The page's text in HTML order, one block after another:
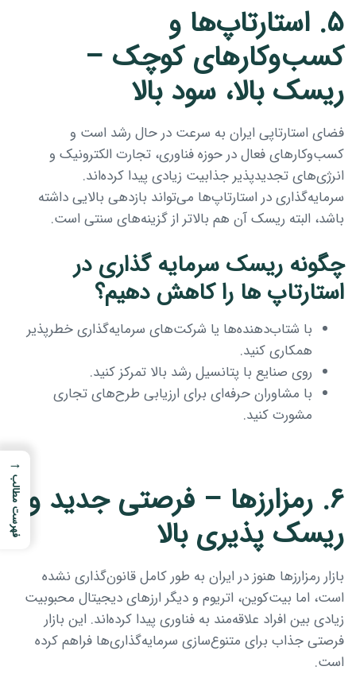
۵. استارتاپ‌ها و
کسب‌وکارهای کوچک –
ریسک بالا، سود بالا
فضای استارتاپی ایران به سرعت در حال رشد است و
کسب‌وکارهای فعال در حوزه فناوری، تجارت الکترونیک و
انرژی‌های تجدیدپذیر جذابیت زیادی پیدا کرده‌اند.
سرمایه‌گذاری در استارتاپ‌ها می‌تواند بازدهی بالایی داشته
باشد، البته ریسک آن هم بالاتر از گزینه‌های سنتی است.
چگونه ریسک سرمایه گذاری در
استارتاپ ها را کاهش دهیم؟
با شتاب‌دهنده‌ها یا شرکت‌های سرمایه‌گذاری خطرپذیر
همکاری کنید.
روی صنایع با پتانسیل رشد بالا تمرکز کنید.
با مشاوران حرفه‌ای برای ارزیابی طرح‌های تجاری
مشورت کنید.
۶. رمزارزها – فرصتی جدید و
ریسک پذیری بالا
بازار رمزارزها هنوز در ایران به طور کامل قانون‌گذاری نشده
است، اما بیت‌کوین، اتریوم و دیگر ارزهای دیجیتال محبوبیت
زیادی بین افراد علاقه‌مند به فناوری پیدا کرده‌اند. این بازار
فرصتی جذاب برای متنوع‌سازی سرمایه‌گذاری‌ها فراهم کرده
است.
→
فهرست مطالب